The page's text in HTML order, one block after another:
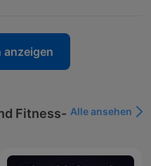
anzeigen
Fitness- Alle ansehen